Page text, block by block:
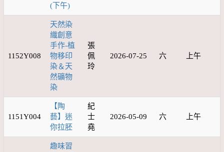
(下午)
1152Y008
天然染
織創意
手作-植
物移印
染＆天
然礦物
染
張
佩
玲
2026-07-25 六 上午
1151Y004
【陶
藝】迷
你拉胚
紀
士
堯
2026-05-09 六 上午
趣味習